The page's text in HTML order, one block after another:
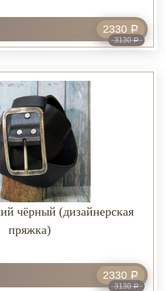
3130Р
2330 Р
чёрный (дизайнерская
пряжка)
3130Р
2330 Р